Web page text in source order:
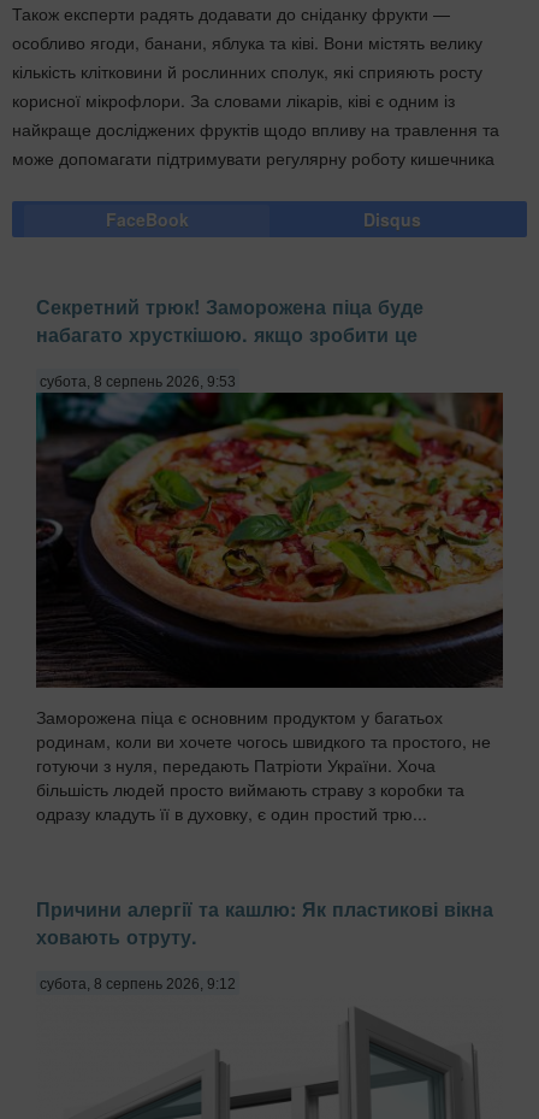
Також експерти радять додавати до сніданку фрукти —
особливо ягоди, банани, яблука та ківі. Вони містять велику
кількість клітковини й рослинних сполук, які сприяють росту
корисної мікрофлори. За словами лікарів, ківі є одним із
найкраще досліджених фруктів щодо впливу на травлення та
може допомагати підтримувати регулярну роботу кишечника
FaceBook Disqus
Секретний трюк! Заморожена піца буде
набагато хрусткішою. якщо зробити це
субота, 8 серпень 2026, 9:53
Заморожена піца є основним продуктом у багатьох
родинам, коли ви хочете чогось швидкого та простого, не
готуючи з нуля, передають Патріоти України. Хоча
більшість людей просто виймають страву з коробки та
одразу кладуть її в духовку, є один простий трю...
Причини алергії та кашлю: Як пластикові вікна
ховають отруту.
субота, 8 серпень 2026, 9:12